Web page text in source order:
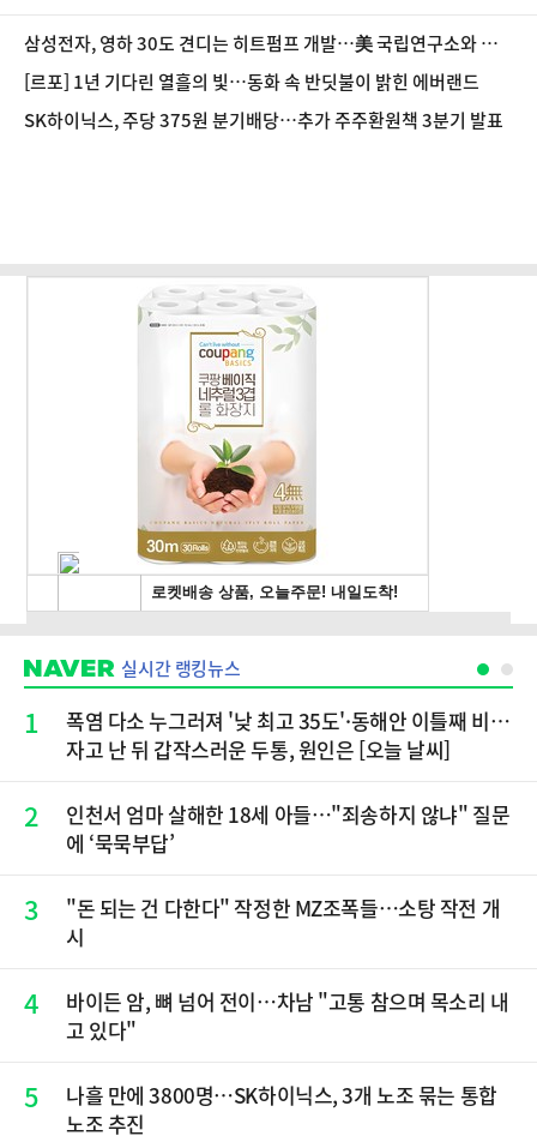
삼성전자, 영하 30도 견디는 히트펌프 개발…美 국립연구소와 협
력
[르포] 1년 기다린 열흘의 빛…동화 속 반딧불이 밝힌 에버랜드
SK하이닉스, 주당 375원 분기배당…추가 주주환원책 3분기 발표
실시간 랭킹뉴스
1
폭염 다소 누그러져 '낮 최고 35도'·동해안 이틀째 비…
자고 난 뒤 갑작스러운 두통, 원인은 [오늘 날씨]
2
인천서 엄마 살해한 18세 아들…"죄송하지 않냐" 질문
에 ‘묵묵부답’
3
"돈 되는 건 다한다" 작정한 MZ조폭들…소탕 작전 개
시
4
바이든 암, 뼈 넘어 전이…차남 "고통 참으며 목소리 내
고 있다"
5
나흘 만에 3800명…SK하이닉스, 3개 노조 묶는 통합
노조 추진